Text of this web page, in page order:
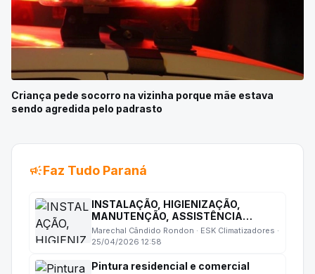
Criança pede socorro na vizinha porque mãe estava
sendo agredida pelo padrasto
campaignFaz Tudo Paraná
INSTALAÇÃO, HIGIENIZAÇÃO,
MANUTENÇÃO, ASSISTÊNCIA
TÉCNICA DE CLIMATIZADORES
EVAPORATIVOS.
Marechal Cândido Rondon · ESK Climatizadores ·
25/04/2026 12:58
Pintura residencial e comercial